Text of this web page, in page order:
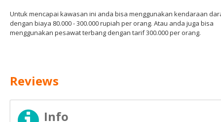
Untuk mencapai kawasan ini anda bisa menggunakan kendaraan
dengan biaya 80.000 - 300.000 rupiah per orang. Atau anda juga bisa
menggunakan pesawat terbang dengan tarif 300.000 per orang.
Reviews
Info